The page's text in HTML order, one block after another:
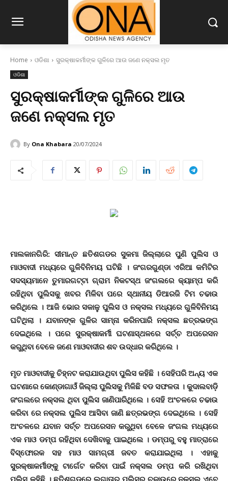
Home ଓଡିଶା ସୁରକ୍ଷାକର୍ମୀଙ୍କ ଗୁଳିରେ ଆଉ ଜଣେ ନକ୍ସଲ ମୃତ
ଓଡିଶା
ସୁରକ୍ଷାକର୍ମୀଙ୍କ ଗୁଳିରେ ଆଉ
ଜଣେ ନକ୍ସଲ ମୃତ
By Ona Khabara 20/07/2024
ମାଲକାନଗିରି: ସୀମାନ୍ତ ଛତିଶଗଡର ସୁକମା ଜିଲ୍ଲାରେ ପୁଣି ପୁଲିସ ଓ
ମାଓବାଦୀ ମଧ୍ୟରେ ଗୁଳିବିନିମୟ ଘଟିଛି । ଜଂଗରଗୁଣ୍ଡା ଏରିଆ କମିଟିର
ସଦସ୍ୟମାନେ ତୁମାରଗଟ୍ଟା ଗ୍ରାମ ନିକଟସ୍ଥ ଜଂଗଲରେ କ୍ୟାମ୍ପ କରି
ରହିଥିବା ପୁଲିସକୁ ଖବର ମିଳିବା ପରେ ସ୍ଥାନୀୟ ଡିଆରଜି ଟିମ ଚଢାଉ
କରିଥିଲେ । ଆଜି ଭୋର ସକାଳୁ ପୁଲିସ ଓ ନକ୍ସଲ ମଧ୍ୟରେ ଗୁଳିବିନିମୟ
ଘଟିଥିଲା । ଯବାନଙ୍କ ଗୁଳିର ସାମ୍ନା କରିନପାରି ନକ୍ସଲ ଛତ୍ରଭଙ୍ଗ
ଦେଇଥିଲେ । ପରେ ସୁରକ୍ଷାକର୍ମୀ ଘଟଣାସ୍ଥଳରେ ସର୍ଚ୍ଚ ଅପରେସନ
କରୁଥିବା ବେଳେ ଜଣେ ମାଓବାଦୀର ଶବ ଉଦ୍ଧାର କରିଥିଲେ ।
ମୃତ ମାଓବାଦୀକୁ ଚିହ୍ନଟ କରାଯାଉଥିବା ପୁଲିସ କହିଛି । ସେହିପରି ଅନ୍ୟ ଏକ
ଘଟଣାରେ କୋଣ୍ଡାଗାଓଁ ଜିଲ୍ଲା ପୁଲିସକୁ ମିଳିଛି ବଡ ସଫଳତା । କୁଦାଲବାଡ଼ି
ଜଂଗଲରେ ନକ୍ସଲ ଥିବା ପୁଲିସ ଜାଣିପାରିଥିଲେ । ସେହି ଅଂଚଳରେ ଚଢାଉ
କରିବା ରେ ନକ୍ସଲ ପୁଲିସ ଆସିବା ଜାଣି ଛତ୍ରଭଙ୍ଗ ଦେଇଥିଲେ । ସେହି
ଅଂଚଳରେ ଯବାନ ସର୍ଚ୍ଚ ଅପରେସନ କରୁଥିବା ବେଳେ ଜଂଗଲ ମଧ୍ୟରେ
ଏକ ମାଓ ଡମ୍ପ ରହିଥିବା ଦେଖିବାକୁ ପାଇଥିଲେ । ଡମ୍ପରୁ ବହୁ ମାତ୍ରାରେ
ବିସ୍ଫୋରକ ସହ ମାଓ ସାମଗ୍ରୀ ଜବତ କରାଯାଇଥିଲା । ଏହାକୁ
ସୁରକ୍ଷାକର୍ମୀଙ୍କୁ ଟାର୍ଗେଟ କରିବା ପାଇଁ ନକ୍ସଲ ଡମ୍ପ କରି ରଖିଥିବା